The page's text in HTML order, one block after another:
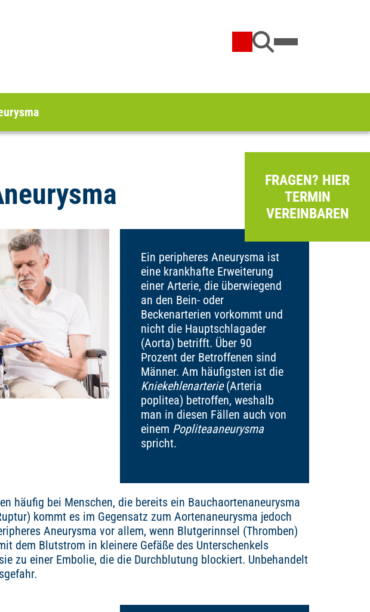
Ein peripheres Aneurysma ist
eine krankhafte Erweiterung
einer Arterie, die überwiegend
an den Bein- oder
Beckenarterien vorkommt und
nicht die Hauptschlagader
(Aorta) betrifft. Über 90
Prozent der Betroffenen sind
Männer. Am häufigsten ist die
Kniekehlenarterie(Arteria
poplitea) betroffen, weshalb
man in diesen Fällen auch von
einem Popliteaaneurysma
spricht.
häufig bei Menschen, die bereits ein Bauchaortenaneurysma
kommt es im Gegensatz zum Aortenaneurysma jedoch
Aneurysma vor allem, wenn Blutgerinnsel (Thromben)
dem Blutstrom in kleinere Gefäße des Unterschenkels
zu einer Embolie, die die Durchblutung blockiert. Unbehandelt
FRAGEN? HIER
TERMIN
VEREINBAREN